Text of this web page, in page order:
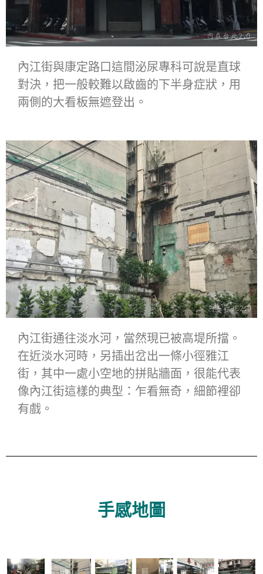
內江街與康定路口這間泌尿專科可說是直球
對決，把一般較難以啟齒的下半身症狀，用
兩側的大看板無遮登出。
內江街通往淡水河，當然現已被高堤所擋。
在近淡水河時，另插出岔出一條小徑雅江
街，其中一處小空地的拼貼牆面，很能代表
像內江街這樣的典型：乍看無奇，細節裡卻
有戲。
手感地圖